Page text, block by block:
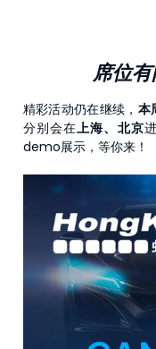
席位
精彩活动仍在继续， 本
分别会在上海、北京
demo展示，等你来！